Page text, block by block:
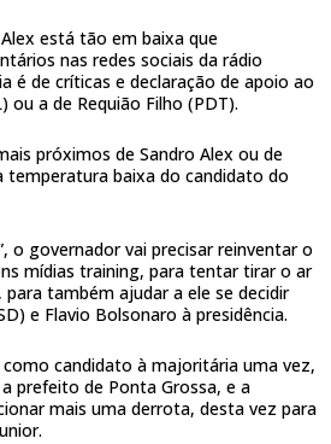
está tão em baixa que
nas redes sociais da rádio
é de críticas e declaração de apoio ao
ou a de Requião Filho (PDT).
próximos de Sandro Alex ou de
temperatura baixa do candidato do
o governador vai precisar reinventar o
mídias training, para tentar tirar o ar
para também ajudar a ele se decidir
e Flavio Bolsonaro à presidência.
candidato à majoritária uma vez,
prefeito de Ponta Grossa, e a
mais uma derrota, desta vez para